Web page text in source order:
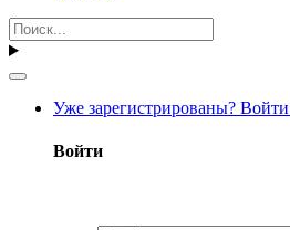
Уже зарегистрированы? Войти
Войти